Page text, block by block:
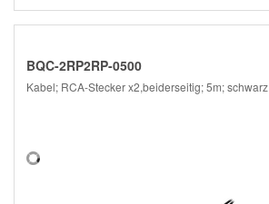
BQC-2RP2RP-0500
Kabel; RCA-Stecker x2,beiderseitig; 5m; schwarz